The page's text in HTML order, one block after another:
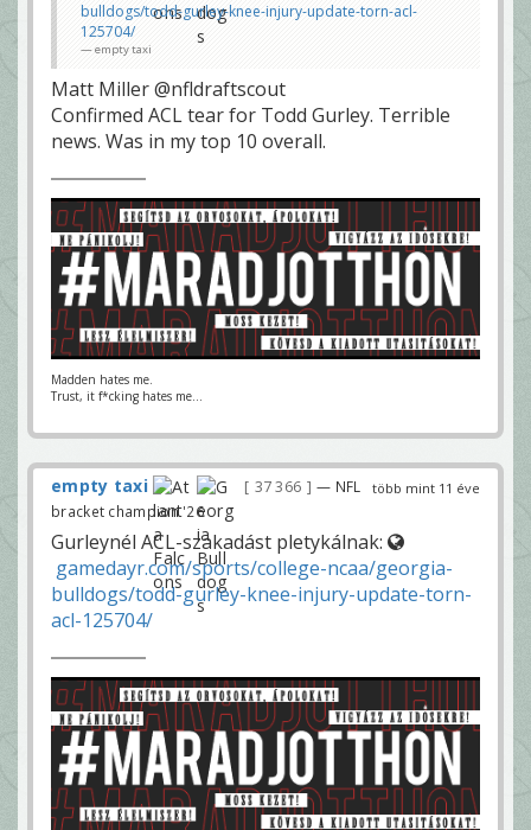
bulldogs/todd-gurley-knee-injury-update-torn-acl-
125704/
empty taxi
Matt Miller @nfldraftscout
Confirmed ACL tear for Todd Gurley. Terrible
news. Was in my top 10 overall.
Madden hates me.
Trust, it f*cking hates me...
több mint 11 éve
empty taxi 37 366
— NFL
bracket champion '26
Gurleynél ACL-szakadást pletykálnak:
gamedayr.com/sports/college-ncaa/georgia-
bulldogs/todd-gurley-knee-injury-update-torn-
acl-125704/